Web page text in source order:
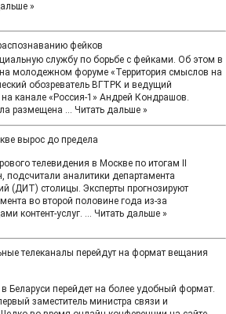
»
фейков
службу по борьбе с фейками. Об этом в
молодежном форуме «Территория смыслов на
обозреватель ВГТРК и ведущий
канале «Россия-1» Андрей Кондрашов.
размещена ... Читать дальше »
вырос до предела
телевидения в Москве по итогам II
подсчитали аналитики департамента
(ДИТ) столицы. Эксперты прогнозируют
во второй половине года из-за
контент-услуг. ... Читать дальше »
телеканалы перейдут на формат вещания
Беларуси перейдет на более удобный формат.
заместитель министра связи и